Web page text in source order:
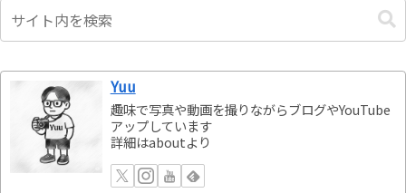
Yuu
趣味で写真や動画を撮りながらブログやYouTube
アップしています
詳細はaboutより